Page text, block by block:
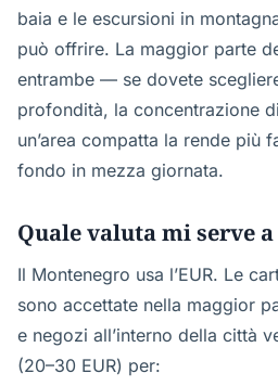
baia e le escursioni in
può offrire. La maggior parte
entrambe — se dovete
profondità, la concentrazione
un’area compatta la rende più
fondo in mezza giornata.
Quale valuta mi serve
Il Montenegro usa l’EUR. Le
sono accettate nella maggior
e negozi all’interno della città
(20–30 EUR) per: